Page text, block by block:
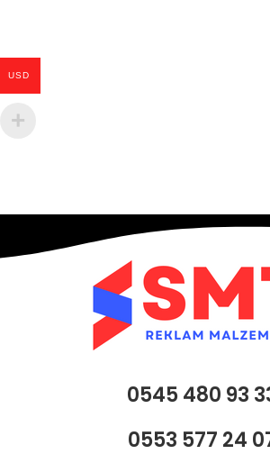
0545 480 93
0553 577 24
USD